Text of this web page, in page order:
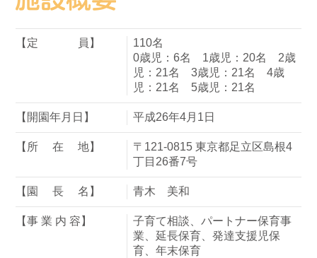
【定 員】
110名
0歳児：6名 1歳児：20名 2歳
児：21名 3歳児：21名 4歳
児：21名 5歳児：21名
【開園年月日】 平成26年4月1日
【所 在 地】
〒121-0815 東京都足立区島根4
丁目26番7号
【園 長 名】 青木 美和
【事 業 内 容】
子育て相談、パートナー保育事
業、延長保育、発達支援児保
育、年末保育